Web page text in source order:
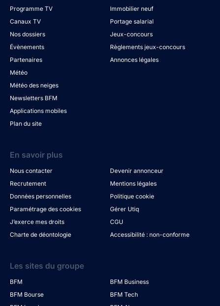
Programme TV
Canaux TV
Nos dossiers
Évènements
Partenaires
Météo
Météo des neiges
Newsletters BFM
Applications mobiles
Plan du site
Immobilier neuf
Portage salarial
Jeux-concours
Règlements jeux-concours
Annonces légales
En savoir plus
Nous contacter
Devenir annonceur
Recrutement
Mentions légales
Données personnelles
Politique cookie
Paramétrage des cookies
Gérer Utiq
J’exerce mes droits
CGU
Charte de déontologie
Accessibilité : non-conforme
Les sites du groupe
BFM
BFM Business
BFM Bourse
BFM Tech